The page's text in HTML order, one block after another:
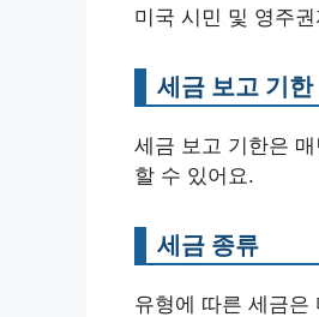
미국 시민 및 영주
세금 보고 기한
세금 보고 기한은
할 수 있어요.
세금 종류
유형에 따른 세금은